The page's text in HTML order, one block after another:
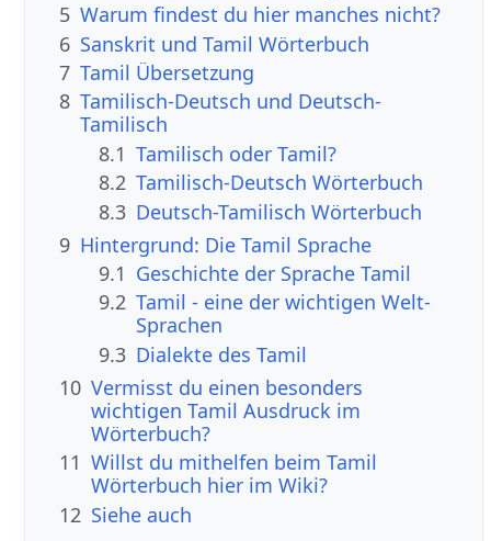
5 Warum findest du hier manches nicht?
6 Sanskrit und Tamil Wörterbuch
7 Tamil Übersetzung
8 Tamilisch-Deutsch und Deutsch-
Tamilisch
8.1 Tamilisch oder Tamil?
8.2 Tamilisch-Deutsch Wörterbuch
8.3 Deutsch-Tamilisch Wörterbuch
9 Hintergrund: Die Tamil Sprache
9.1 Geschichte der Sprache Tamil
9.2 Tamil - eine der wichtigen Welt-
Sprachen
9.3 Dialekte des Tamil
10 Vermisst du einen besonders
wichtigen Tamil Ausdruck im
Wörterbuch?
11 Willst du mithelfen beim Tamil
Wörterbuch hier im Wiki?
12 Siehe auch